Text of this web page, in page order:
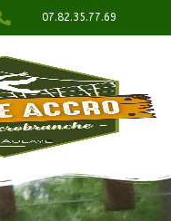
07.82.35.77.69